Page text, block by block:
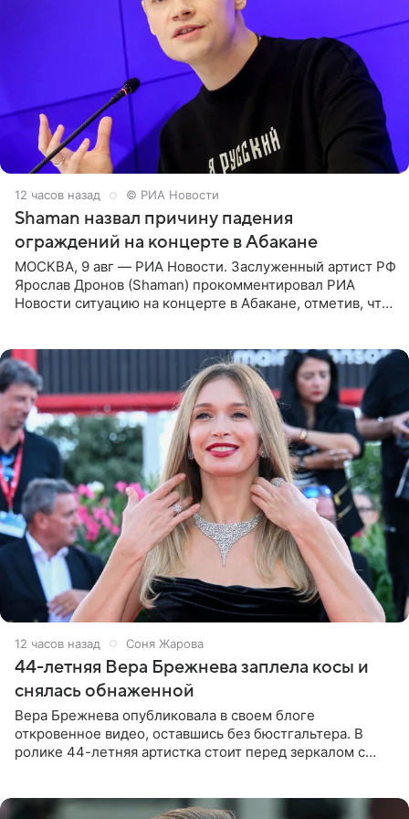
12 часов назад © РИА Новости
Shaman назвал причину падения
ограждений на концерте в Абакане
МОСКВА, 9 авг — РИА Новости. Заслуженный артист РФ
Ярослав Дронов (Shaman) прокомментировал РИА
Новости ситуацию на концерте в Абакане, отметив, что
12 часов назад Соня Жарова
44-летняя Вера Брежнева заплела косы и
снялась обнаженной
Вера Брежнева опубликовала в своем блоге
откровенное видео, оставшись без бюстгальтера. В
ролике 44-летняя артистка стоит перед зеркалом с